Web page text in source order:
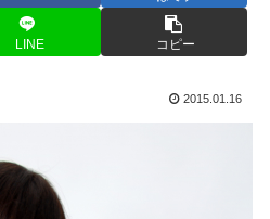
LINE コピー
2015.01.16